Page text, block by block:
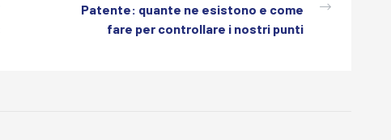
Patente: quante ne esistono e come
fare per controllare i nostri punti